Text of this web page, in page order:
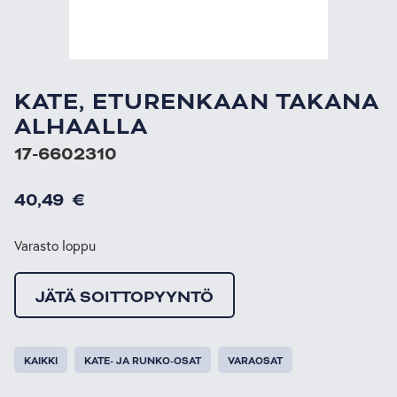
KATE, ETURENKAAN TAKANA
ALHAALLA
17-6602310
40,49 €
Varasto loppu
JÄTÄ SOITTOPYYNTÖ
KAIKKI KATE- JA RUNKO-OSAT VARAOSAT